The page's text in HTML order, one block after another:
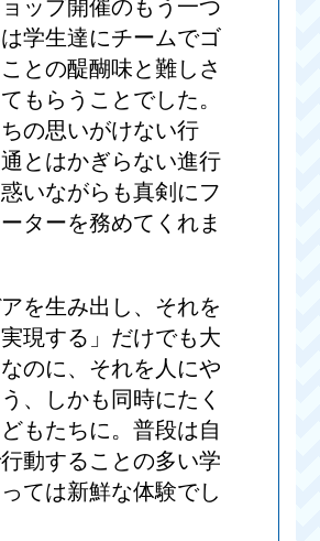
ップ開催のもう一つ
学生達にチームでゴ
との醍醐味と難しさ
もらうことでした。
の思いがけない行
とはかぎらない進行
いながらも真剣にフ
ターを務めてくれま
アを生み出し、それを
現する」だけでも大
のに、それを人にや
、しかも同時にたく
もたちに。普段は自
動することの多い学
ては新鮮な体験でし